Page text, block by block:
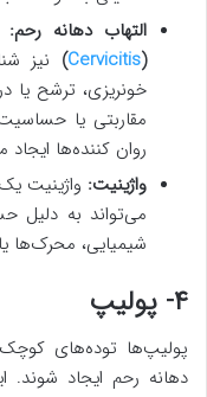
التهاب دهانه رحم:
(
Cervicitis
) نیز
خونریزی، ترشح یا
مقاربتی یا
روان کننده‌ها
واژینیت: واژینیت
می‌تواند به دلیل
شیمیایی، محرک‌ها
۴- پولیپ
پولیپ‌ها توده‌های
دهانه رحم ایجاد